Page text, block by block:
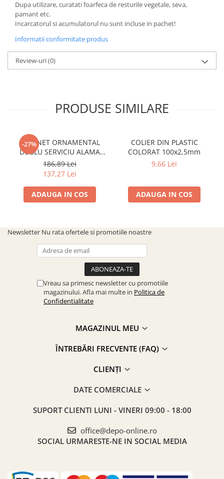
Dupa utilizare, curatati foarfeca de resturile vegetale, seva,
pamant etc.
Incarcatorul si acumulatorul nu sunt incluse in pachet!
Informatii conformitate produs
Review-uri(0)
PRODUSE SIMILARE
-27%
ROBINET ORNAMENTAL
DUBLU SERVICIU ALAMA
ANTICHIZATA CU CAP
ARMATURA CERAMIC
186,89 Lei
137,27 Lei
ADAUGA IN COS
COLIER DIN PLASTIC
COLORAT 100x2,5mm
9,66 Lei
ADAUGA IN COS
Newsletter Nu rata ofertele si promotiile noastre
Vreau sa primesc newsletter cu promotiile
magazinului. Afla mai multe in Politica de
Confidentialitate
MAGAZINUL MEU
ÎNTREBĂRI FRECVENTE (FAQ)
CLIENȚI
DATE COMERCIALE
SUPORT CLIENTI LUNI - VINERI 09:00 - 18:00
office@depo-online.ro
SOCIAL URMARESTE-NE IN SOCIAL MEDIA